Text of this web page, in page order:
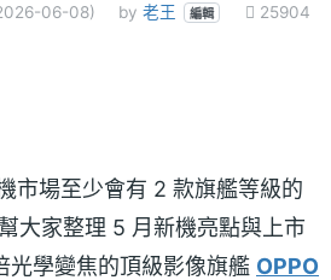
06-08) by 老王 編輯 25904
市場至少會有 2 款旗艦等級的
大家整理 5 月新機亮點與上市
光學變焦的頂級影像旗艦 OPPO